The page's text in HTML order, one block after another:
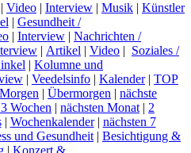
| Video | Interview | Musik | Künstler
| Gesundheit /
| Interview | Nachrichten /
| Artikel | Video | Soziales /
| Kolumne und
| Veedelsinfo | Kalender| TOP
Morgen | Übermorgen | nächste
Wochen | nächsten Monat | 2
| Wochenkalender| nächsten 7
und Gesundheit | Besichtigung &